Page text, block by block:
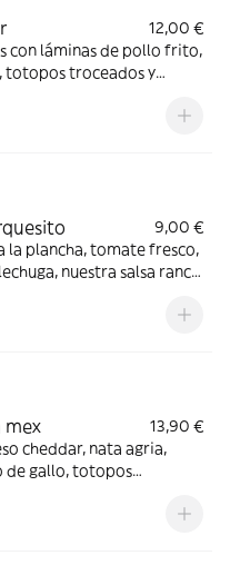
12,00 €
con láminas de pollo frito,
totopos troceados y
9,00 €
la plancha, tomate fresco,
nuestra salsa ranch
mex
13,90 €
cheddar, nata agria,
de gallo, totopos